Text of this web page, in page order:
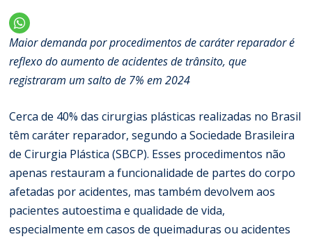
Maior demanda por procedimentos de caráter reparador é
reflexo do aumento de acidentes de trânsito, que
registraram um salto de 7% em 2024
Cerca de 40% das cirurgias plásticas realizadas no Brasil
têm caráter reparador, segundo a Sociedade Brasileira
de Cirurgia Plástica (SBCP). Esses procedimentos não
apenas restauram a funcionalidade de partes do corpo
afetadas por acidentes, mas também devolvem aos
pacientes autoestima e qualidade de vida,
especialmente em casos de queimaduras ou acidentes